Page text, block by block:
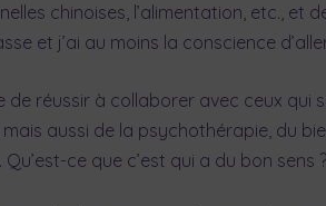
chinoises, l’alimentation, etc.,
et j’ai au moins la conscience
de réussir à collaborer avec ceux
mais aussi de la psychothérapie, du
Qu’est-ce que c’est qui a du bon